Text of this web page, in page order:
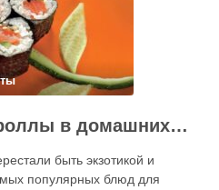
Как приготовить роллы в домашних условиях?
быть экзотикой и
популярных блюд для